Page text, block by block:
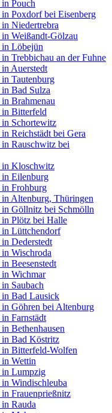
Pouch
Poxdorf bei Eisenberg
Niedertrebra
Weißandt-Gölzau
in Löbejün
Trebbichau an der Fuhne
Auerstedt
Tautenburg
Bad Sulza
Brahmenau
in Bitterfeld
in Schortewitz
Reichstädt bei Gera
Rauschwitz bei
in Kloschwitz
in Eilenburg
in Frohburg
Altenburg, Thüringen
Göllnitz bei Schmölln
in Plötz bei Halle
in Lüttchendorf
Dederstedt
Wischroda
Beesenstedt
in Wichmar
Saubach
in Bad Lausick
Göhren bei Altenburg
Farnstädt
Bethenhausen
in Bad Köstritz
in Bitterfeld-Wolfen
Wettin
in Lumpzig
Windischleuba
Frauenprießnitz
Rauda